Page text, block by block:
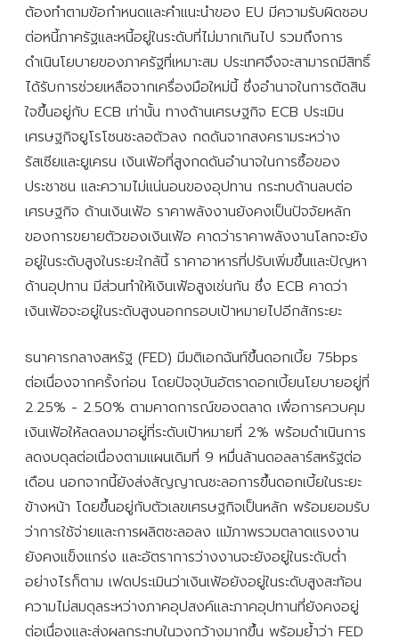
ต้องทำตามข้อกำหนดและคำแนะนำของ EU มีความรับผิดชอบ
ต่อหนี้ภาครัฐและหนี้อยู่ในระดับที่ไม่มากเกินไป รวมถึงการ
ดำเนินโยบายของภาครัฐที่เหมาะสม ประเทศจึงจะสามารถมีสิทธิ์
ได้รับการช่วยเหลือจากเครื่องมือใหม่นี้ ซึ่งอำนาจในการตัดสิน
ใจขึ้นอยู่กับ ECB เท่านั้น ทางด้านเศรษฐกิจ ECB ประเมิน
เศรษฐกิจยูโรโซนชะลอตัวลง กดดันจากสงครามระหว่าง
รัสเซียและยูเครน เงินเฟ้อที่สูงกดดันอำนาจในการซื้อของ
ประชาชน และความไม่แน่นอนของอุปทาน กระทบด้านลบต่อ
เศรษฐกิจ ด้านเงินเฟ้อ ราคาพลังงานยังคงเป็นปัจจัยหลัก
ของการขยายตัวของเงินเฟ้อ คาดว่าราคาพลังงานโลกจะยัง
อยู่ในระดับสูงในระยะใกล้นี้ ราคาอาหารที่ปรับเพิ่มขึ้นและปัญหา
ด้านอุปทาน มีส่วนทำให้เงินเฟ้อสูงเช่นกัน ซึ่ง ECB คาดว่า
เงินเฟ้อจะอยู่ในระดับสูงนอกกรอบเป้าหมายไปอีกสักระยะ
ธนาคารกลางสหรัฐ (FED) มีมติเอกฉันท์ขึ้นดอกเบี้ย 75bps
ต่อเนื่องจากครั้งก่อน โดยปัจจุบันอัตราดอกเบี้ยนโยบายอยู่ที่
2.25% - 2.50% ตามคาดการณ์ของตลาด เพื่อการควบคุม
เงินเฟ้อให้ลดลงมาอยู่ที่ระดับเป้าหมายที่ 2% พร้อมดำเนินการ
ลดงบดุลต่อเนื่องตามแผนเดิมที่ 9 หมื่นล้านดอลลาร์สหรัฐต่อ
เดือน นอกจากนี้ยังส่งสัญญาณชะลอการขึ้นดอกเบี้ยในระยะ
ข้างหน้า โดยขึ้นอยู่กับตัวเลขเศรษฐกิจเป็นหลัก พร้อมยอมรับ
ว่าการใช้จ่ายและการผลิตชะลอลง แม้ภาพรวมตลาดแรงงาน
ยังคงแข็งแกร่ง และอัตราการว่างงานจะยังอยู่ในระดับต่ำ
อย่างไรก็ตาม เฟดประเมินว่าเงินเฟ้อยังอยู่ในระดับสูงสะท้อน
ความไม่สมดุลระหว่างภาคอุปสงค์และภาคอุปทานที่ยังคงอยู่
ต่อเนื่องและส่งผลกระทบในวงกว้างมากขึ้น พร้อมย้ำว่า FED